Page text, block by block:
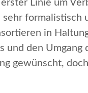
Linie um
sehr formalistisch
in
und den
gewünscht,